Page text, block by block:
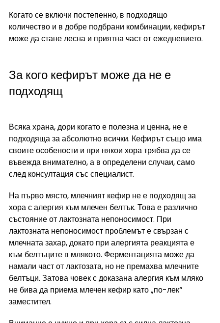
Когато се включи постепенно, в подходящо
количество и в добре подбрани комбинации, кефирът
може да стане лесна и приятна част от ежедневието.
За кого кефирът може да не е
подходящ
Всяка храна, дори когато е полезна и ценна, не е
подходяща за абсолютно всички. Кефирът също има
своите особености и при някои хора трябва да се
въвежда внимателно, а в определени случаи, само
след консултация със специалист.
На първо място, млечният кефир не е подходящ за
хора с алергия към млечен белтък. Това е различно
състояние от лактозната непоносимост. При
лактозната непоносимост проблемът е свързан с
млечната захар, докато при алергията реакцията е
към белтъците в млякото. Ферментацията може да
намали част от лактозата, но не премахва млечните
белтъци. Затова човек с доказана алергия към мляко
не бива да приема млечен кефир като „по-лек“
заместител.